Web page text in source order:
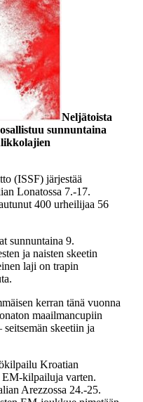
Neljätoista
sunnuntaina
(ISSF) järjestää
Lonatossa 7.-17.
400 urheilijaa 56
sunnuntaina 9.
ja naisten skeetin
laji on trapin
kerran tänä vuonna
maailmancupiin
skeetiin ja
Kroatian
EM-kilpailuja varten.
Arezzossa 24.-25.